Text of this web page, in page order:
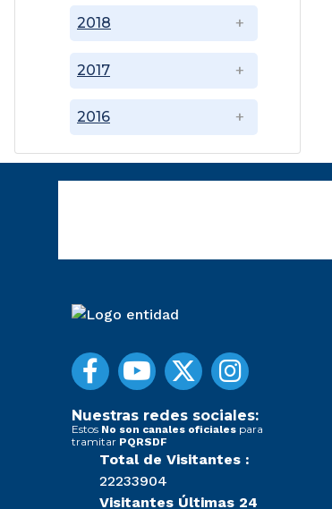
2016
2017
2018
Nuestras redes sociales:
Estos No son canales oficiales para
tramitar PQRSDF
Total de Visitantes :
22233904
Visitantes Últimas 24